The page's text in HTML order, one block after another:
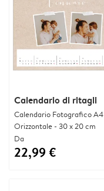
Calendario di ritagli
Calendario Fotografico A4
Orizzontale - 30 x 20 cm
Da
22,99 €